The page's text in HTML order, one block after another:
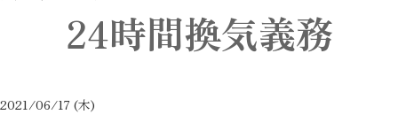
24時間換気義務
2021/06/17 (木)